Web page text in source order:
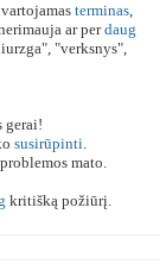
terminas,
ar perdaug
"verksnys",
gerai!
susirūpinti.
mato.
kritišką požiūrį.